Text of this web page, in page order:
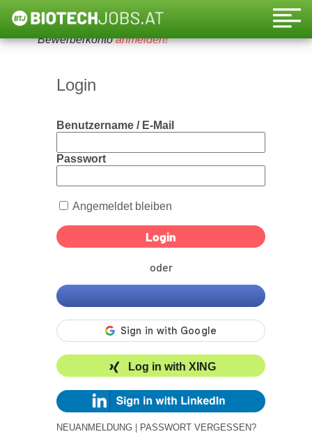
Um diese Funktion nutzen zu können, bitte ein
Bewerberkontoanmelden!
Login
Benutzername / E-Mail
Passwort
Angemeldet bleiben
oder
Log in with XING
NEUANMELDUNG PASSWORT VERGESSEN?